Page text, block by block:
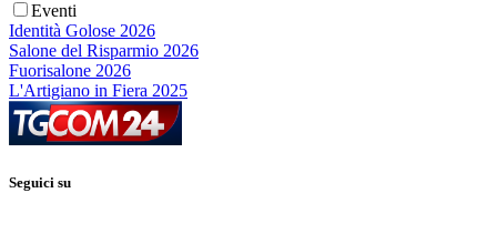
Eventi
Identità Golose 2026
Salone del Risparmio 2026
Fuorisalone 2026
L'Artigiano in Fiera 2025
Seguici su